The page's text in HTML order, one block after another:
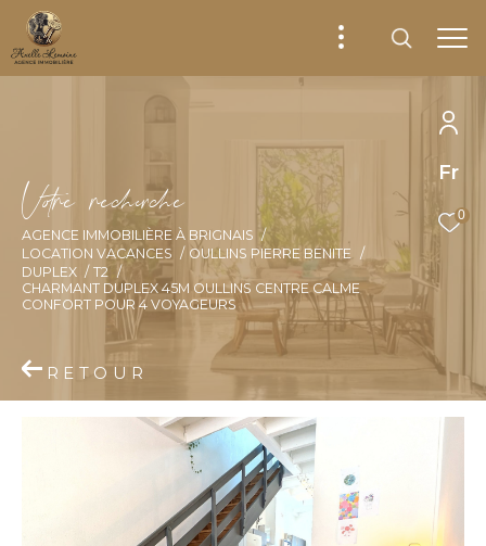
Fr
0
Vore recece
AGENCE IMMOBILIÈRE À BRIGNAIS
LOCATION VACANCES
OULLINS PIERRE BENITE
DUPLEX
T2
CHARMANT DUPLEX 45M OULLINS CENTRE CALME
CONFORT POUR 4 VOYAGEURS
RETOUR